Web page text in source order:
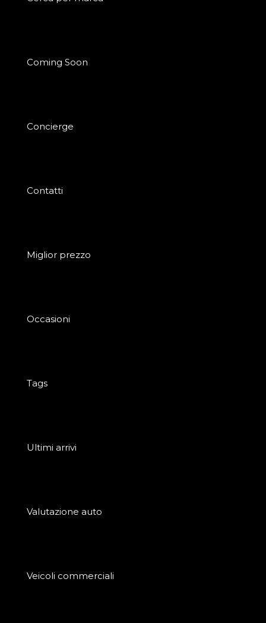
Coming Soon
Concierge
Contatti
Miglior prezzo
Occasioni
Tags
Ultimi arrivi
Valutazione auto
Veicoli commerciali